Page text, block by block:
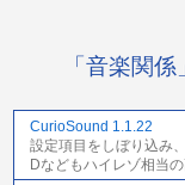
「音楽関
CurioSound 1.1.22
設定項目をしぼり込み
Dなどもハイレゾ相当